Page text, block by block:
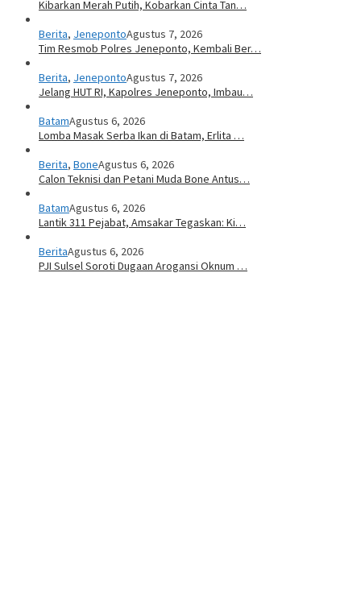
Kibarkan Merah Putih, Kobarkan Cinta Tan…
Berita, JenepontoAgustus 7, 2026
Tim Resmob Polres Jeneponto, Kembali Ber…
Berita, JenepontoAgustus 7, 2026
Jelang HUT RI, Kapolres Jeneponto, Imbau…
BatamAgustus 6, 2026
Lomba Masak Serba Ikan di Batam, Erlita …
Berita, BoneAgustus 6, 2026
Calon Teknisi dan Petani Muda Bone Antus…
BatamAgustus 6, 2026
Lantik 311 Pejabat, Amsakar Tegaskan: Ki…
BeritaAgustus 6, 2026
PJI Sulsel Soroti Dugaan Arogansi Oknum …